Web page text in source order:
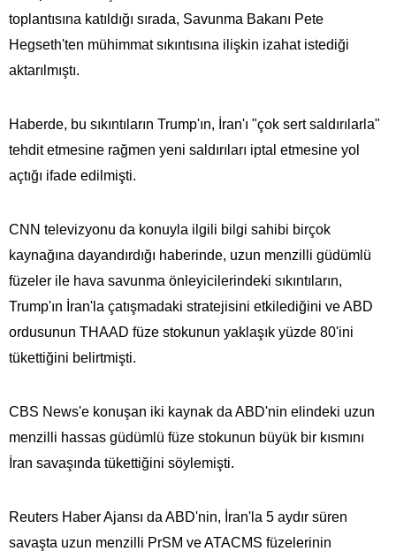
toplantısına katıldığı sırada, Savunma Bakanı Pete
Hegseth'ten mühimmat sıkıntısına ilişkin izahat istediği
aktarılmıştı.
Haberde, bu sıkıntıların Trump'ın, İran'ı "çok sert saldırılarla"
tehdit etmesine rağmen yeni saldırıları iptal etmesine yol
açtığı ifade edilmişti.
CNN televizyonu da konuyla ilgili bilgi sahibi birçok
kaynağına dayandırdığı haberinde, uzun menzilli güdümlü
füzeler ile hava savunma önleyicilerindeki sıkıntıların,
Trump'ın İran'la çatışmadaki stratejisini etkilediğini ve ABD
ordusunun THAAD füze stokunun yaklaşık yüzde 80'ini
tükettiğini belirtmişti.
CBS News'e konuşan iki kaynak da ABD'nin elindeki uzun
menzilli hassas güdümlü füze stokunun büyük bir kısmını
İran savaşında tükettiğini söylemişti.
Reuters Haber Ajansı da ABD'nin, İran'la 5 aydır süren
savaşta uzun menzilli PrSM ve ATACMS füzelerinin